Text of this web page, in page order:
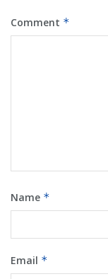
Comment *
Name *
Email *